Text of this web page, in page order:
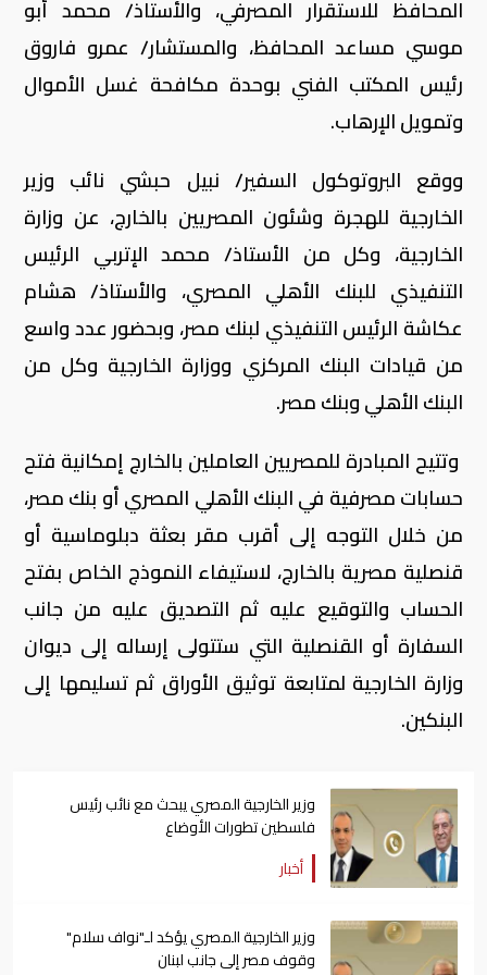
المحافظ للاستقرار المصرفي، والأستاذ/ محمد أبو
موسي مساعد المحافظ، والمستشار/ عمرو فاروق
رئيس المكتب الفني بوحدة مكافحة غسل الأموال
وتمويل الإرهاب.
ووقع البروتوكول السفير/ نبيل حبشي نائب وزير
الخارجية للهجرة وشئون المصريين بالخارج، عن وزارة
الخارجية، وكل من الأستاذ/ محمد الإتربي الرئيس
التنفيذي للبنك الأهلي المصري، والأستاذ/ هشام
عكاشة الرئيس التنفيذي لبنك مصر، وبحضور عدد واسع
من قيادات البنك المركزي ووزارة الخارجية وكل من
البنك الأهلي وبنك مصر.
وتتيح المبادرة للمصريين العاملين بالخارج إمكانية فتح
حسابات مصرفية في البنك الأهلي المصري أو بنك مصر،
من خلال التوجه إلى أقرب مقر بعثة دبلوماسية أو
قنصلية مصرية بالخارج، لاستيفاء النموذج الخاص بفتح
الحساب والتوقيع عليه ثم التصديق عليه من جانب
السفارة أو القنصلية التي ستتولى إرساله إلى ديوان
وزارة الخارجية لمتابعة توثيق الأوراق ثم تسليمها إلى
البنكين.
وزير الخارجية المصري يبحث مع نائب رئيس
فلسطين تطورات الأوضاع
أخبار
وزير الخارجية المصري يؤكد لـ"نواف سلام"
وقوف مصر إلى جانب لبنان